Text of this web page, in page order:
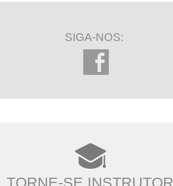
SIGA-NOS:
TORNE-SE INSTRUTOR